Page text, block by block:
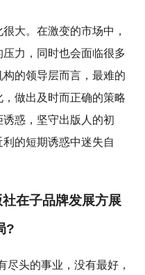
大。在激变的市场中，
力，同时也会面临很多
的领导层而言，最难的
做出及时而正确的策略
惑，坚守出版人的初
的短期诱惑中迷失自
在子品牌发展方展
?
尽头的事业，没有最好，